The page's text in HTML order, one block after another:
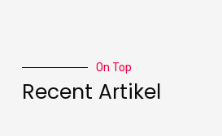
On Top
Recent Artikel